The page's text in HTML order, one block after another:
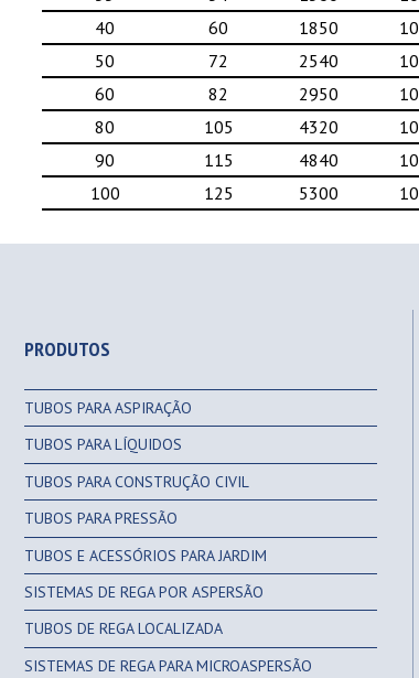
40
60 1850 10
50
72 2540 10
60
82 2950 10
80
105 4320 10
90
115 4840 10
100
125 5300 10
PRODUTOS
TUBOS PARA ASPIRAÇÃO
TUBOS PARA LÍQUIDOS
TUBOS PARA CONSTRUÇÃO CIVIL
TUBOS PARA PRESSÃO
TUBOS E ACESSÓRIOS PARA JARDIM
SISTEMAS DE REGA POR ASPERSÃO
TUBOS DE REGA LOCALIZADA
SISTEMAS DE REGA PARA MICROASPERSÃO